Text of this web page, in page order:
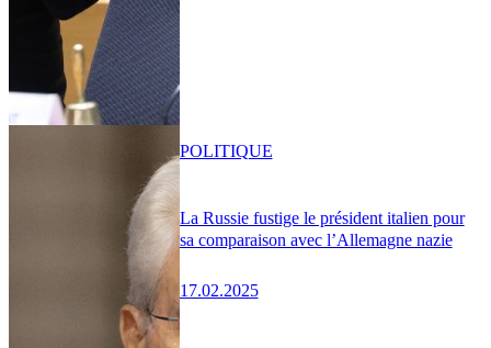
La Russie fustige le président italien pour
sa comparaison avec l’Allemagne nazie
17.02.2025
POLITIQUE